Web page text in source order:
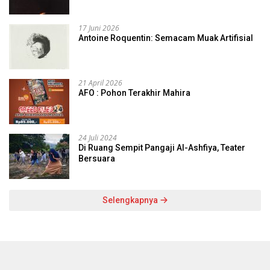
17 Juni 2026
Antoine Roquentin: Semacam Muak Artifisial
21 April 2026
AFO : Pohon Terakhir Mahira
24 Juli 2024
Di Ruang Sempit Pangaji Al-Ashfiya, Teater
Bersuara
Selengkapnya